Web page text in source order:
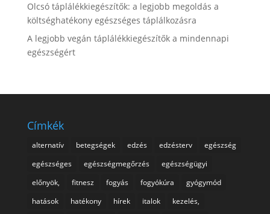
Olcsó táplálékkiegészítők: a legjobb megoldás a
költséghatékony egészséges táplálkozásra
A legjobb vegán táplálékkiegészítők a mindennapi
egészségért
Címkék
alternatív betegségek edzés edzésterv
egészség
egészséges
egészségmegőrzés
egészségügyi
előnyök,
fitnesz fogyás fogyókúra
gyógymód
hatások
hatékony hírek italok
kezelés,